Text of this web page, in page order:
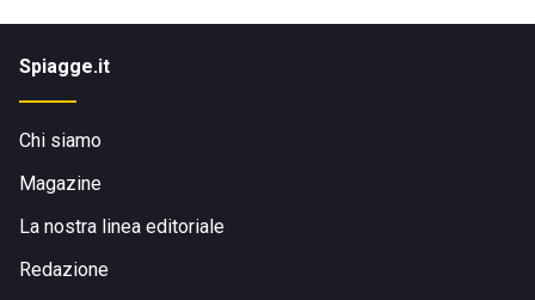
Spiagge.it
Chi siamo
Magazine
La nostra linea editoriale
Redazione